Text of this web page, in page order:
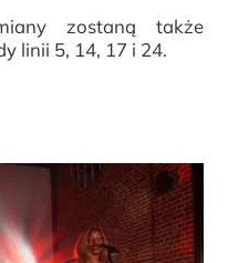
zostaną także
linii 5, 14, 17 i 24.